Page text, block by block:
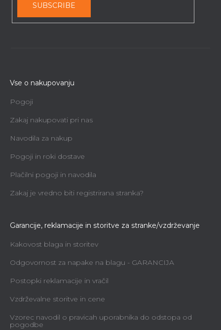
SUBSCRIBE
Vse o nakupovanju
Pogoji
Zakaj nakupovati pri nas
Navodila za nakup
Pogoji in roki dostave
Plačilni pogoji in navodila
Zakaj je vredno biti registrirana stranka?
Garancije, reklamacije in storitve za stranke/vzdrževanje
Kakovost blaga in storitev
Odgovornost za napake na blagu - GARANCIJA
Postopki reklamacije in vračil
Vzdrževalne storitve in cene
Vzorec navodil o pravicah uporabnika do odstopa od
pogodbe